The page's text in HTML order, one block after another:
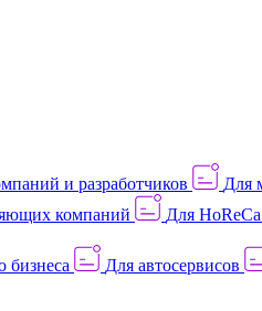
и разработчиков
Для
компаний Для HoReCa
бизнеса Для автосервисов